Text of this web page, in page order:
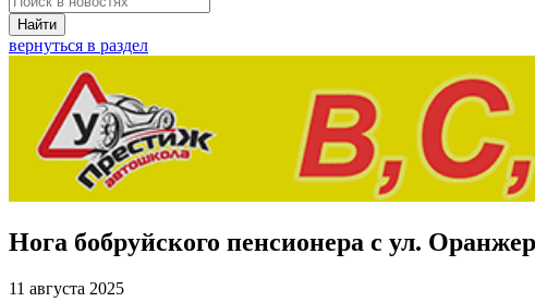
Найти
вернуться в раздел
Нога бобруйского пенсионера с ул.
11 августа 2025